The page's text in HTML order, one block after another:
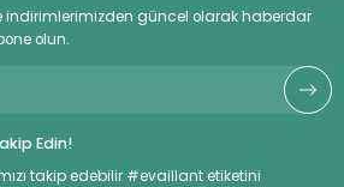
indirimlerimizden güncel olarak haberdar
olun.
Edin!
takip edebilir #evaillant etiketini